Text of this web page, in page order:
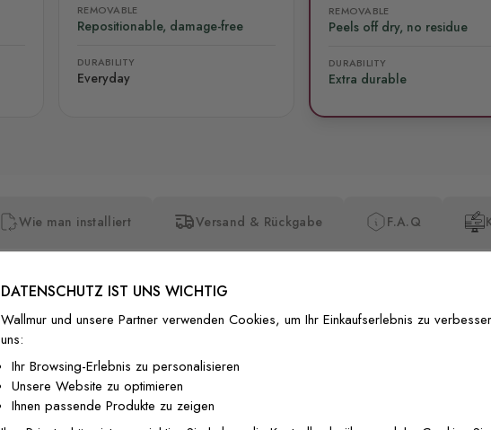
REMOVABLE
Repositionable, damage-free
DURABILITY
Everyday
REMOVABLE
Peels off dry, no residue
DURABILITY
Extra durable
Wie man installiert Versand & Rückgabe F.A.Q
DATENSCHUTZ IST UNS WICHTIG
Wallmur und unsere Partner verwenden Cookies, um Ihr Einkaufserlebnis zu
uns:
Ihr Browsing-Erlebnis zu personalisieren
Unsere Website zu optimieren
Ihnen passende Produkte zu zeigen